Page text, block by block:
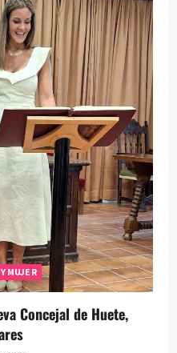
MUJER
Concejal de Huete,